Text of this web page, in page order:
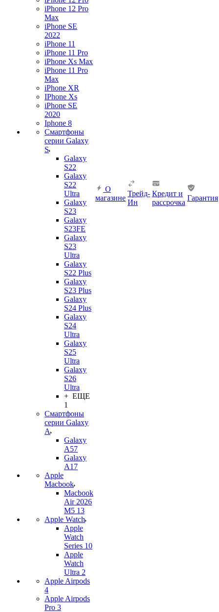
iPhone 12 Pro
Max
iPhone SE
2022
iPhone 11
iPhone 11 Pro
iPhone Xs Max
iPhone 11 Pro
Max
iPhone XR
IPhone Xs
iPhone SE
2020
Iphone 8
Смартфоны
серии Galaxy
S
Galaxy
S22
Galaxy
S22
Ultra
Galaxy
S23
Galaxy
S23FE
Galaxy
S23
Ultra
Galaxy
S22 Plus
Galaxy
S23 Plus
Galaxy
S24 Plus
Galaxy
S24
Ultra
Galaxy
S25
Ultra
Galaxy
S26
Ultra
+ ЕЩЕ
1
Смартфоны
серии Galaxy
A
Galaxy
A57
Galaxy
A17
Apple
Macbook
Macbook
Air 2026
M5 13
Apple Watch
Apple
Watch
Series 10
Apple
Watch
Ultra 2
Apple Airpods
4
Apple Airpods
Pro 3
О
магазине
Трейд-
Ин
Кредит и
рассрочка
Гарантия